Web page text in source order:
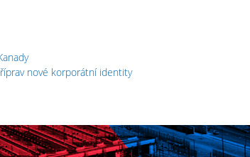
nové korporátní identity